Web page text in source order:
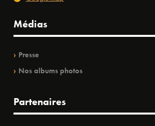
Médias
Presse
Nos albums photos
Partenaires